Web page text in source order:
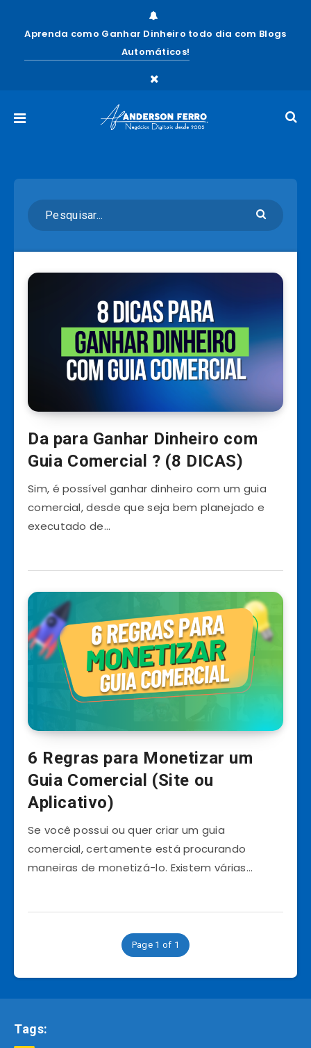
Aprenda como Ganhar Dinheiro todo dia com Blogs
Automáticos!
Da para Ganhar Dinheiro com
Guia Comercial ? (8 DICAS)
Sim, é possível ganhar dinheiro com um guia
comercial, desde que seja bem planejado e
executado de…
6 Regras para Monetizar um
Guia Comercial (Site ou
Aplicativo)
Se você possui ou quer criar um guia
comercial, certamente está procurando
maneiras de monetizá-lo. Existem várias…
Page 1 of 1
Tags: